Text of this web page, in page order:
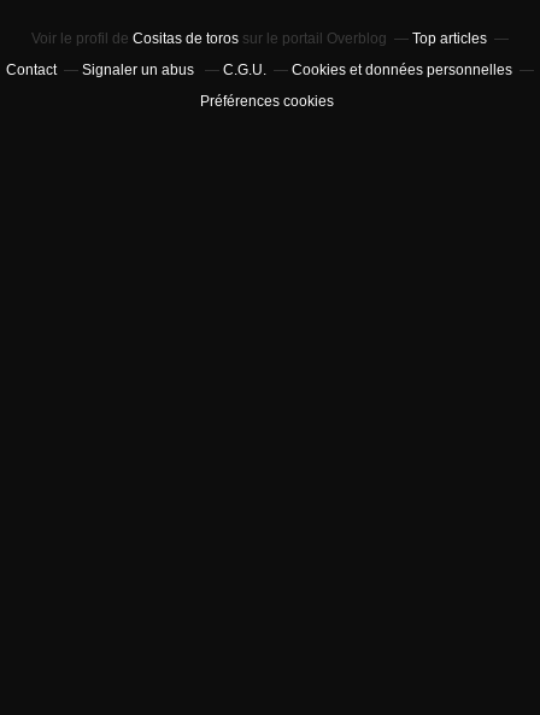
Voir le profil de Cositas de toros sur le portail Overblog
Top articles
Contact
Signaler un abus C.G.U.
Cookies et données personnelles
Préférences cookies